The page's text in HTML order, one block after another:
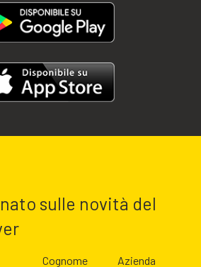
sulle novità del
Cognome Azienda